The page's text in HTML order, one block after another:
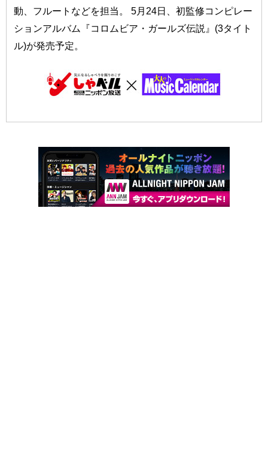
動、フルートなどを担当。 5月24日、初監修コンピレー
ションアルバム『コロムビア・ガールズ伝説』(3タイト
ル)が発売予定。